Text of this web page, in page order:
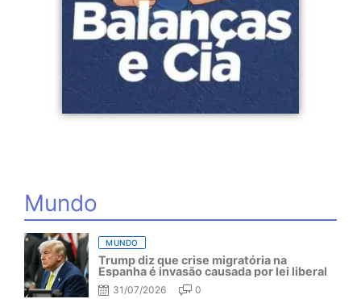
Mundo
MUNDO
Trump diz que crise migratória na
Espanha é invasão causada por lei liberal
31/07/2026 0